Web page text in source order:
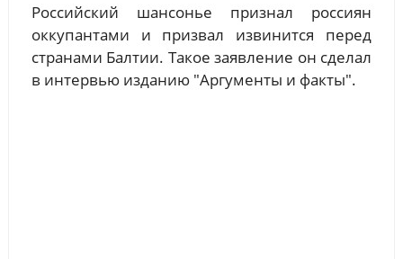
Российский шансонье признал россиян
оккупантами и призвал извинится перед
странами Балтии. Такое заявление он сделал
в интервью изданию "Аргументы и факты".